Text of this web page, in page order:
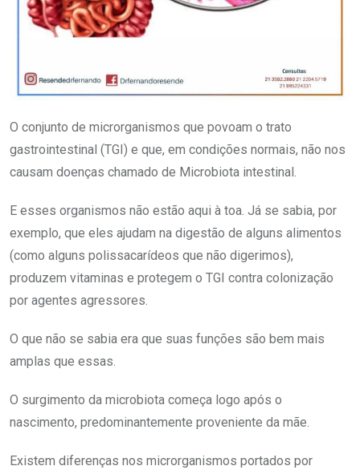
O conjunto de microrganismos que povoam o trato
gastrointestinal (TGI) e que, em condições normais, não nos
causam doenças chamado de Microbiota intestinal.
E esses organismos não estão aqui à toa. Já se sabia, por
exemplo, que eles ajudam na digestão de alguns alimentos
(como alguns polissacarídeos que não digerimos),
produzem vitaminas e protegem o TGI contra colonização
por agentes agressores.
O que não se sabia era que suas funções são bem mais
amplas que essas.
O surgimento da microbiota começa logo após o
nascimento, predominantemente proveniente da mãe.
Existem diferenças nos microrganismos portados por